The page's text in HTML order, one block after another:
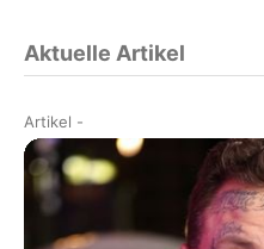
Aktuelle Artikel
Artikel -